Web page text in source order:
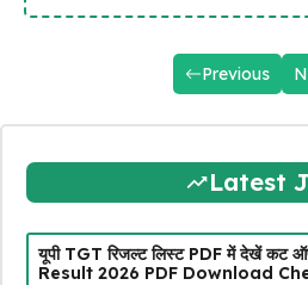
Previous
Latest
यूपी TGT रिजल्ट लिस्ट PDF में देखें कट
Result 2026 PDF Download